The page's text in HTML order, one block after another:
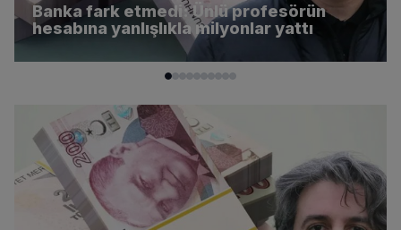
Banka fark etmedi: Ünlü profesörün
hesabına yanlışlıkla milyonlar yattı